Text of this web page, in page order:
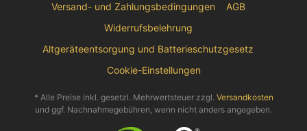
Versand- und Zahlungsbedingungen
AGB
Widerrufsbelehrung
Altgeräteentsorgung und Batterieschutzgesetz
Cookie-Einstellungen
* Alle Preise inkl. gesetzl. Mehrwertsteuer zzgl. Versandkosten
und ggf. Nachnahmegebühren, wenn nicht anders angegeben.